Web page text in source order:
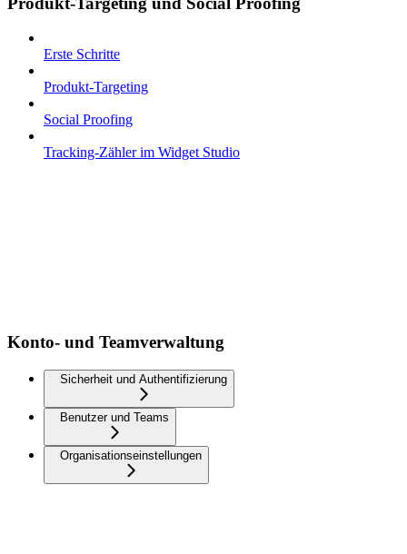
Erste Schritte
Produkt-Targeting
Social Proofing
Tracking-Zähler im Widget Studio
Konto- und Teamverwaltung
Sicherheit und Authentifizierung
Benutzer und Teams
Organisationseinstellungen